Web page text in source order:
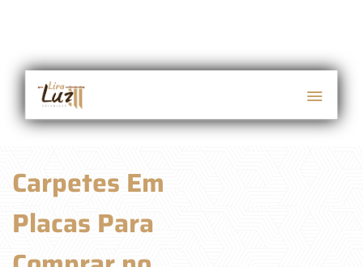
Carpetes Em
Placas Para